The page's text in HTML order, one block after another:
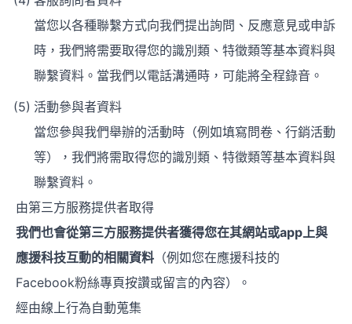
當您以各種聯繫方式向我們提出詢問、反應意見或申訴
時，我們將需要取得您的識別類、特徵類等基本資料與
聯繫資料。當我們以電話溝通時，可能將全程錄音。
活動參與者資料
當您參與我們舉辦的活動時（例如填寫問卷、行銷活動
等），我們將需取得您的識別類、特徵類等基本資料與
聯繫資料。
由第三方服務提供者取得
我們也會從第三方服務提供者獲得您在其網站或app上與
應援科技互動的相關資料 （例如您在應援科技的
Facebook粉絲專頁按讚或留言的內容）。
經由線上行為自動蒐集